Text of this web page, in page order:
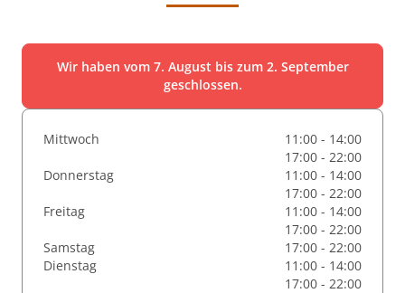
Wir haben vom 7. August bis zum 2. September
geschlossen.
Mittwoch
11:00 - 14:00
17:00 - 22:00
Donnerstag
11:00 - 14:00
17:00 - 22:00
Freitag
11:00 - 14:00
17:00 - 22:00
Samstag
17:00 - 22:00
Dienstag
11:00 - 14:00
17:00 - 22:00